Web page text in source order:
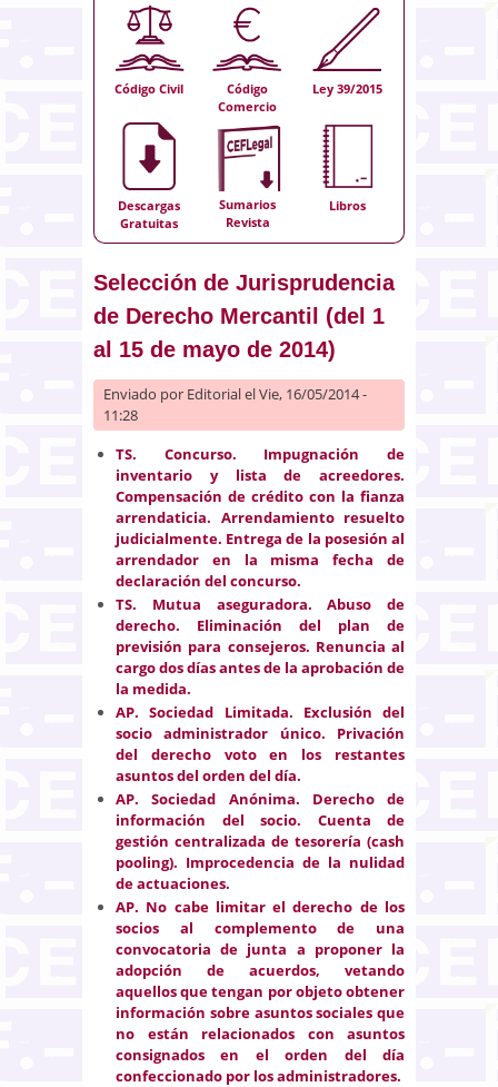
Código Civil
Código
Comercio
Ley 39/2015
Descargas
Gratuitas
Sumarios
Revista
Libros
Selección de Jurisprudencia
de Derecho Mercantil (del 1
al 15 de mayo de 2014)
Enviado por Editorialel Vie, 16/05/2014 -
11:28
TS. Concurso. Impugnación de
inventario y lista de acreedores.
Compensación de crédito con la fianza
arrendaticia. Arrendamiento resuelto
judicialmente. Entrega de la posesión al
arrendador en la misma fecha de
declaración del concurso.
TS. Mutua aseguradora. Abuso de
derecho. Eliminación del plan de
previsión para consejeros. Renuncia al
cargo dos días antes de la aprobación de
la medida.
AP. Sociedad Limitada. Exclusión del
socio administrador único. Privación
del derecho voto en los restantes
asuntos del orden del día.
AP. Sociedad Anónima. Derecho de
información del socio. Cuenta de
gestión centralizada de tesorería (cash
pooling). Improcedencia de la nulidad
de actuaciones.
AP. No cabe limitar el derecho de los
socios al complemento de una
convocatoria de junta a proponer la
adopción de acuerdos, vetando
aquellos que tengan por objeto obtener
información sobre asuntos sociales que
no están relacionados con asuntos
consignados en el orden del día
confeccionado por los administradores.